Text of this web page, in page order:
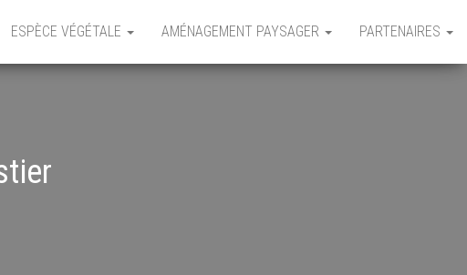
ESPÈCE VÉGÉTALE AMÉNAGEMENT PAYSAGER PARTENAIRES